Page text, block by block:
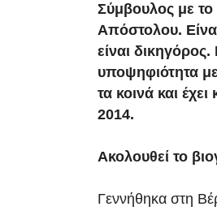
Σύμβουλος με το
Απόστολου.
είναι
υποψηφιότητα
τα κοινά και έχει
2014.
Ακολουθεί το
Γεννήθηκα στη